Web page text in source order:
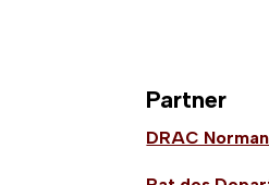
Partner
DRAC